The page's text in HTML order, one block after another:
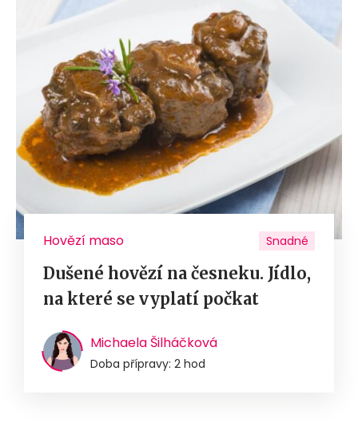
Hovězí maso Snadné
Dušené hovězí na česneku. Jídlo,
na které se vyplatí počkat
Michaela Šilháčková
Doba přípravy: 2 hod